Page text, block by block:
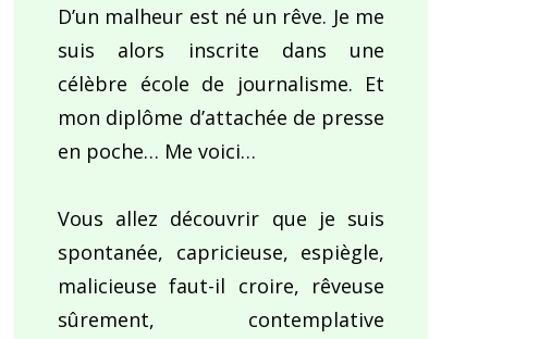
D’un malheur est né un rêve. Je me
suis alors inscrite dans une
célèbre école de journalisme. Et
mon diplôme d’attachée de presse
en poche… Me voici…
Vous allez découvrir que je suis
spontanée, capricieuse, espiègle,
malicieuse faut-il croire, rêveuse
sûrement, contemplative